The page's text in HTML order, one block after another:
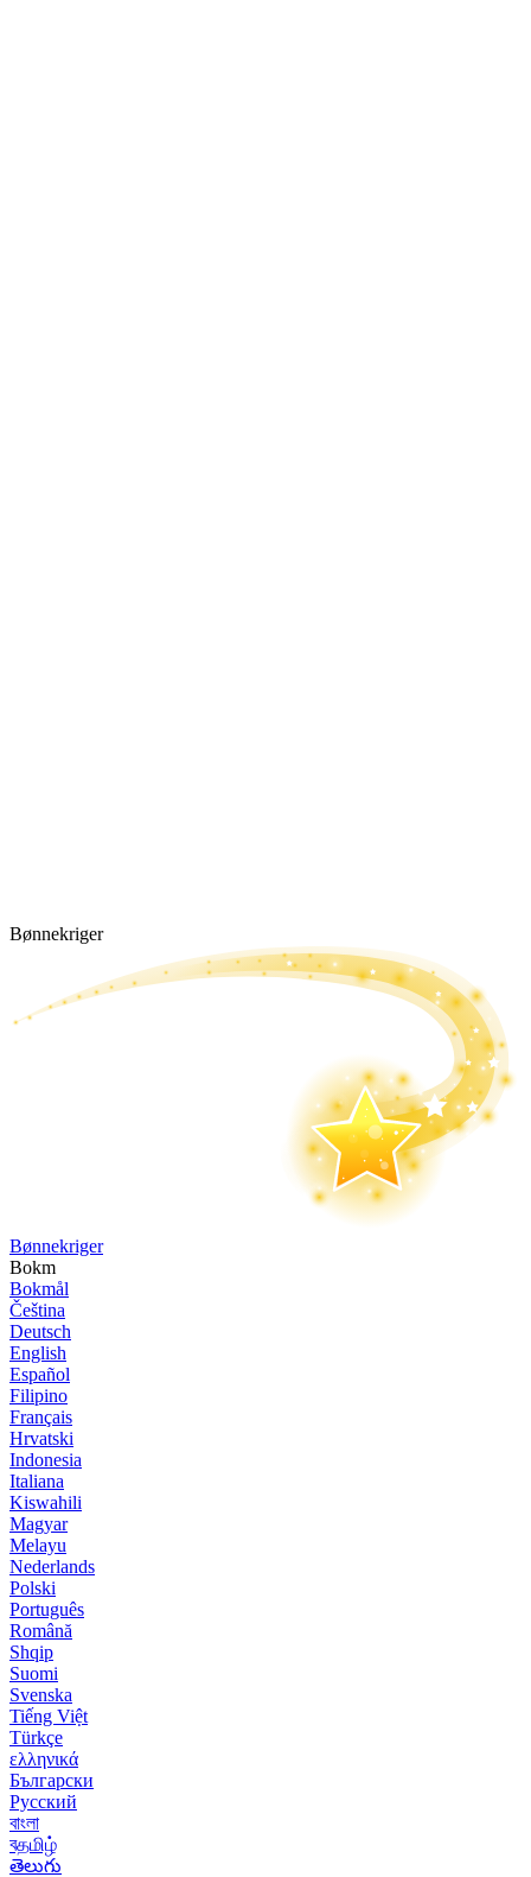
Bønne­kriger
Bønne­kriger
Bokm
Bokmål
Čeština
Deutsch
English
Español
Filipino
Français
Hrvatski
Indonesia
Italiana
Kiswahili
Magyar
Melayu
Nederlands
Polski
Português
Română
Shqip
Suomi
Svenska
Tiếng Việt
Türkçe
ελληνικά
Български
Русский
বাংলা
বதமிழ்
తెలుగు